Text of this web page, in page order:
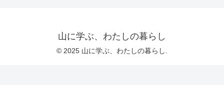
山に学ぶ、わたしの暮らし
© 2025 山に学ぶ、わたしの暮らし.